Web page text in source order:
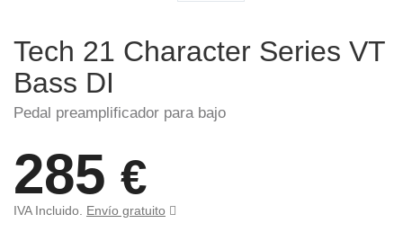
Tech 21 Character Series VT
Bass DI
Pedal preamplificador para bajo
285 €
IVA Incluido. Envío gratuito